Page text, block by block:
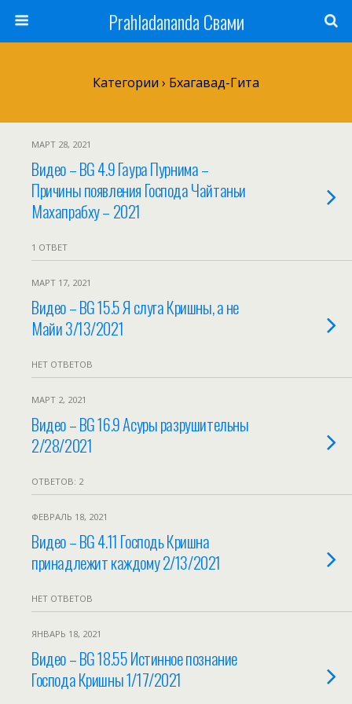
Prahladananda Свами
Категории › Бхагавад-Гита
МАРТ 28, 2021
Видео – BG 4.9 Гаура Пурнима –
Причины появления Господа Чайтаньи
Махапрабху – 2021
1 ОТВЕТ
МАРТ 17, 2021
Видео – BG 15.5 Я слуга Кришны, а не
Майи 3/13/2021
НЕТ ОТВЕТОВ
МАРТ 2, 2021
Видео – BG 16.9 Асуры разрушительны
2/28/2021
ОТВЕТОВ: 2
ФЕВРАЛЬ 18, 2021
Видео – BG 4.11 Господь Кришна
принадлежит каждому 2/13/2021
НЕТ ОТВЕТОВ
ЯНВАРЬ 18, 2021
Видео – BG 18.55 Истинное познание
Господа Кришны 1/17/2021